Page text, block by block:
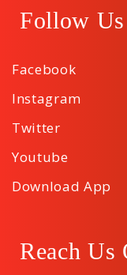
Follow
Facebook
Instagram
Twitter
Youtube
Download App
Reach Us